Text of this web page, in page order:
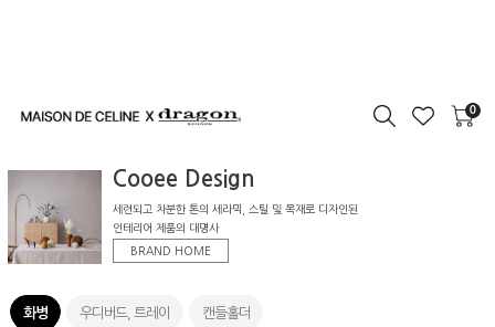
0
Cooee Design
세련되고 차분한 톤의 세라믹, 스틸 및 목재로 디자인된
인테리어 제품의 대명사
BRAND HOME
화병 우디버드, 트레이 캔들홀더